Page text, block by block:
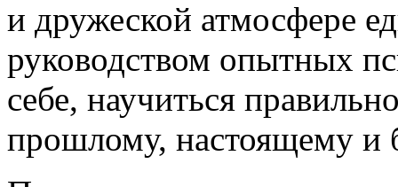
и дружеской атмосфере
руководством опытных
себе, научиться
прошлому, настоящему и